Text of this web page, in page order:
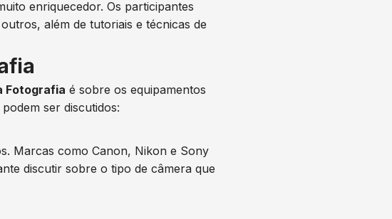
enriquecedor. Os participantes
além de tutoriais e técnicas de
Fotografia é sobre os equipamentos
ser discutidos:
Marcas como Canon, Nikon e Sony
discutir sobre o tipo de câmera que